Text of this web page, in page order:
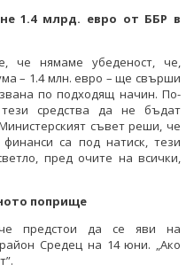
1.4 млрд. евро от ББР в
че нямаме убеденост, че,
– 1.4 млн. евро – ще свърши
по подходящ начин. По-
средства да не бъдат
съвет реши, че
са под натиск, тези
пред очите на всички,
поприще
предстои да се яви на
Средец на 14 юни. „Ако